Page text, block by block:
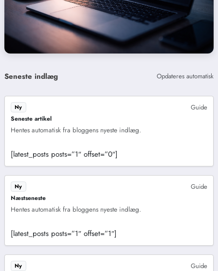
Seneste indlæg Opdateres automatisk
Ny Guide
Seneste artikel
Hentes automatisk fra bloggens nyeste indlæg.
[latest_posts posts=”1″ offset=”0″]
Ny Guide
Næstseneste
Hentes automatisk fra bloggens nyeste indlæg.
[latest_posts posts=”1″ offset=”1″]
Ny Guide